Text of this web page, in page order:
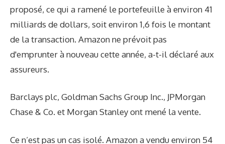
proposé, ce qui a ramené le portefeuille à environ 41
milliards de dollars, soit environ 1,6 fois le montant
de la transaction. Amazon ne prévoit pas
d'emprunter à nouveau cette année, a-t-il déclaré aux
assureurs.
Barclays plc, Goldman Sachs Group Inc., JPMorgan
Chase & Co. et Morgan Stanley ont mené la vente.
Ce n’est pas un cas isolé. Amazon a vendu environ 54